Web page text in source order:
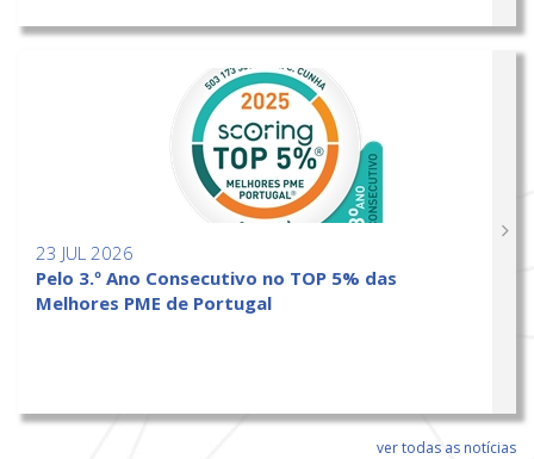
23 JUL 2026
Pelo 3.º Ano Consecutivo no TOP 5% das
Melhores PME de Portugal
ver todas as notícias